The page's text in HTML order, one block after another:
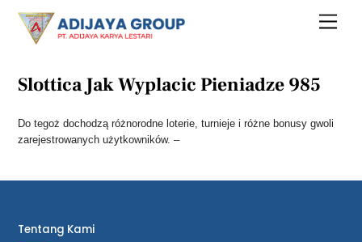
content
Menu
Slottica Jak Wyplacic Pieniadze 985
Do tegoż dochodzą różnorodne loterie, turnieje i różne bonusy gwoli
zarejestrowanych użytkowników. –
Tentang Kami